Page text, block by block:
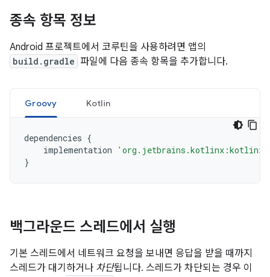
종속 항목 정보
Android 프로젝트에서 코루틴을 사용하려면 앱의
build.gradle 파일에 다음 종속 항목을 추가합니다.
Groovy Kotlin
dependencies {
implementation
'org.jetbrains.kotlinx:kotlinx-
}
백그라운드 스레드에서 실행
기본 스레드에서 네트워크 요청을 보내면 응답을 받을 때까지
스레드가 대기하거나 차단됩니다. 스레드가 차단되는 경우 이